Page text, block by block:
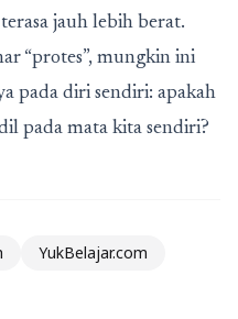
jauh lebih berat.
“protes”, mungkin ini
pada diri sendiri: apakah
pada mata kita sendiri?
YukBelajar.com